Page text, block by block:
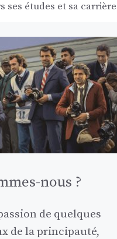
ses études et sa
nous ?
de quelques
de la principauté,